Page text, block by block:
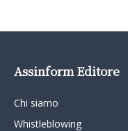
Assinform Editore
Chi siamo
Whistleblowing